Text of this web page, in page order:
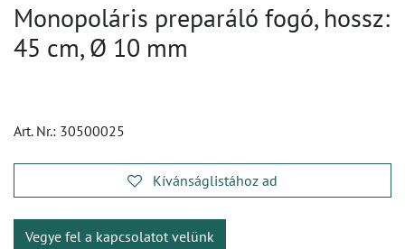
Monopoláris preparáló fogó, hossz:
45 cm, Ø 10 mm
Art. Nr.: 30500025
Kívánságlistához ad
Vegye fel a kapcsolatot velünk